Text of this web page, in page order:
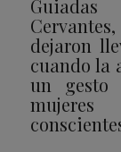
dejaron
cuando la
un gesto
mujeres